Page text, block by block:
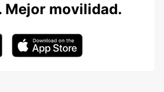
Mejor movilidad.